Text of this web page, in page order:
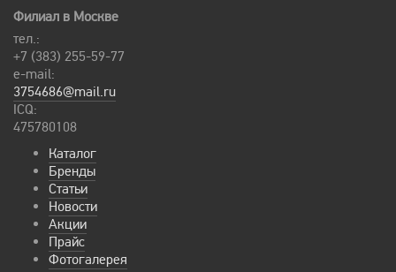
Филиал в Москве
тел.:
+7 (383) 255-59-77
e-mail:
3754686@mail.ru
ICQ:
475780108
Каталог
Бренды
Статьи
Новости
Акции
Прайс
Фотогалерея